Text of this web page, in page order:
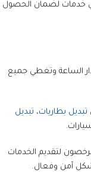
خدمات لضمان الحصول
الساعة وتغطي جميع
تبديل بطاريات، تبديل
لتقديم الخدمات
آمن وفعال.